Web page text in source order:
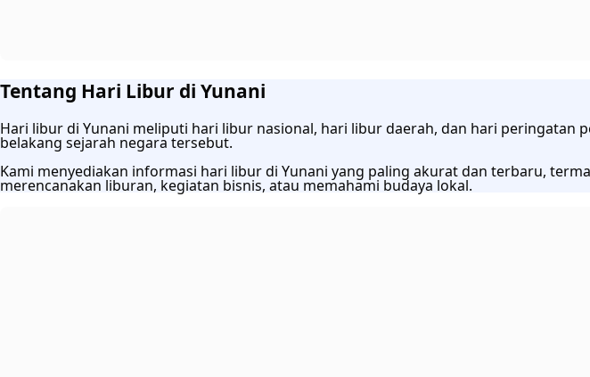
Tentang Hari Libur di Yunani
Hari libur di Yunani meliputi hari libur nasional, hari libur daerah, dan hari
belakang sejarah negara tersebut.
Kami menyediakan informasi hari libur di Yunani yang paling akurat dan terbaru,
merencanakan liburan, kegiatan bisnis, atau memahami budaya lokal.